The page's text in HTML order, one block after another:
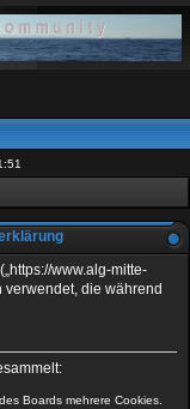
www.alg-mitte-
verwendet, die während
Boards mehrere Cookies.